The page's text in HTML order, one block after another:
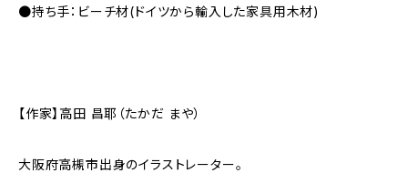
●持ち手：ビーチ材(ドイツから輸入した家具用木材)
【作家】高田 昌耶（たかだ まや）
大阪府高槻市出身のイラストレーター。